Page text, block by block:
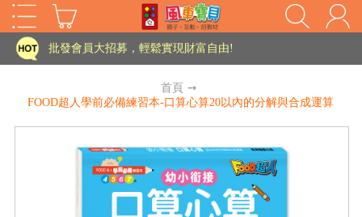
家長樂了!「風車書版集團暨FOOD超人企業總部」目前正興建中!
批發會員大招募，輕鬆實現財富自由!
海外購物免煩惱！點我查看『海外購物流程說明』
批發會員大招募，輕鬆實現財富自由!
首頁 ➙
FOOD超人學前必備練習本-口算心算20以內的分解與合成運算